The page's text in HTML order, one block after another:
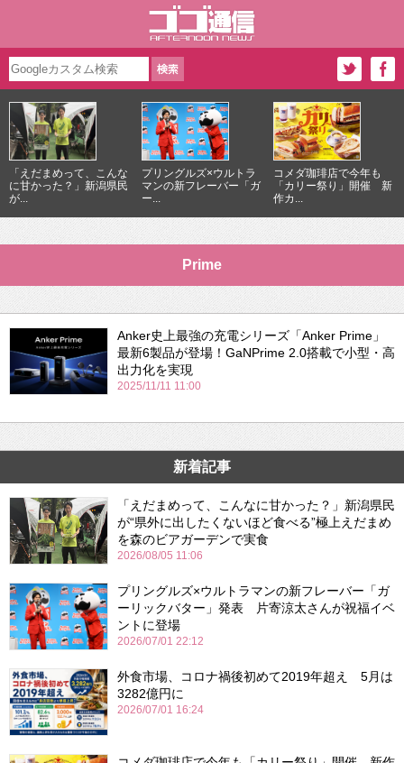
「えだまめって、こんな
に甘かった？」新潟県民
が...
プリングルズ×ウルトラ
マンの新フレーバー「ガ
ー...
コメダ珈琲店で今年も
「カリー祭り」開催 新
作カ...
Prime
Anker史上最強の充電シリーズ「Anker Prime」
最新6製品が登場！GaNPrime 2.0搭載で小型・高
出力化を実現
2025/11/11 11:00
新着記事
「えだまめって、こんなに甘かった？」新潟県民
が“県外に出したくないほど食べる”極上えだまめ
を森のビアガーデンで実食
2026/08/05 11:06
プリングルズ×ウルトラマンの新フレーバー「ガ
ーリックバター」発表 片寄涼太さんが祝福イベ
ントに登場
2026/07/01 22:12
外食市場、コロナ禍後初めて2019年超え 5月は
3282億円に
2026/07/01 16:24